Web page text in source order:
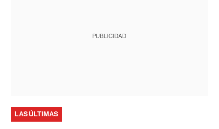
PUBLICIDAD
LAS ÚLTIMAS